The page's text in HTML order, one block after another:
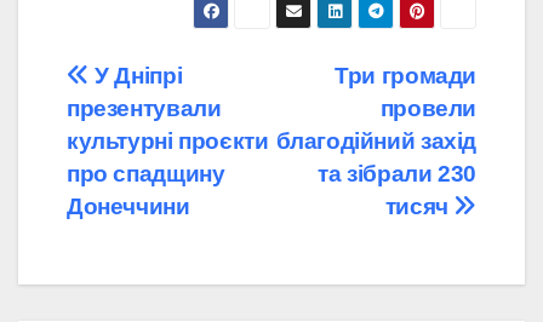
Навігація
записів
Три громади
провели
благодійний захід
та зібрали 230
тисяч
У Дніпрі
презентували
культурні проєкти
про спадщину
Донеччини